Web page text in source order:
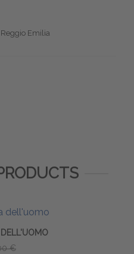
Emilia
€